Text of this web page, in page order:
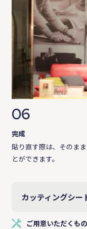
06
完成
貼り直す際は、そのま
とができます。
カッティングシー
ご用意いただくもの